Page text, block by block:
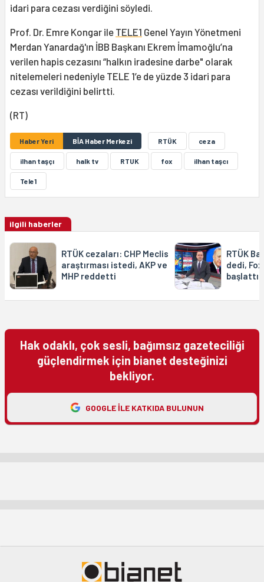
idari para cezası verdiğini söyledi.
Prof. Dr. Emre Kongar ile TELE1 Genel Yayın Yönetmeni
Merdan Yanardağ'ın İBB Başkanı Ekrem İmamoğlu’na
verilen hapis cezasını “halkın iradesine darbe" olarak
nitelemeleri nedeniyle TELE 1’e de yüzde 3 idari para
cezası verildiğini belirtti.
(RT)
Haber Yeri BİA Haber Merkezi RTÜK ceza
ilhan taşçı halk tv RTUK fox ilhan taşcı
Tele1
ilgili haberler
RTÜK cezaları: CHP Meclis
araştırması istedi, AKP ve
MHP reddetti
RTÜK
dedi,
başlattı
Hak odaklı, çok sesli, bağımsız gazeteciliği
güçlendirmek için bianet desteğinizi
bekliyor.
GOOGLE ILE KATKIDA BULUNUN